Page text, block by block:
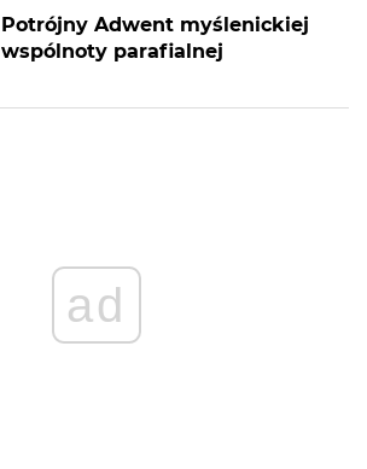
Potrójny Adwent myślenickiej
wspólnoty parafialnej
ad